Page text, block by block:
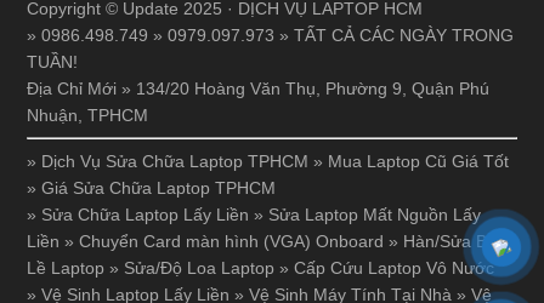
Copyright © Update 2025 · DỊCH VỤ LAPTOP HCM
» 0986.498.749 » 0979.097.973 » TẤT CẢ CÁC NGÀY TRONG
TUẦN!
Địa Chỉ Mới » 134/20 Hoàng Văn Thụ, Phường 9, Quận Phú
Nhuận, TPHCM
» Dịch Vụ Sửa Chữa Laptop TPHCM » Mua Laptop Cũ Giá Tốt
»Giá Sửa Chữa Laptop TPHCM
» Sửa Chữa Laptop Lấy Liền » Sửa Laptop Mất Nguồn Lấy
Liền »Chuyển Card màn hình (VGA) Onboard » Hàn/Sửa Bản
Lề Laptop » Sửa/Độ Loa Laptop »Cấp Cứu Laptop Vô Nước
»Vệ Sinh Laptop Lấy Liền »Vệ Sinh Máy Tính Tại Nhà »Vệ